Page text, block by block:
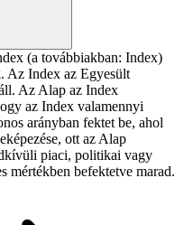
(a továbbiakban: Index)
Az Index az Egyesült
Az Alap az Index
az Index valamennyi
arányban fektet be, ahol
ott az Alap
piaci, politikai vagy
mértékben befektetve marad.